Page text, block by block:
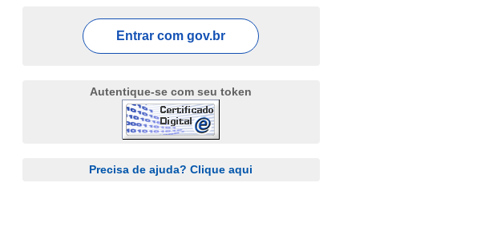
Entrar com gov.br
Autentique-se com seu token
Precisa de ajuda? Clique aqui